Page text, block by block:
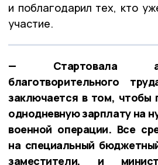
и поблагодарил тех, кто
участие.
— Стартовала
благотворительного
заключается в том, чтобы
однодневную зарплату на
военной операции. Все
на специальный
заместители, и